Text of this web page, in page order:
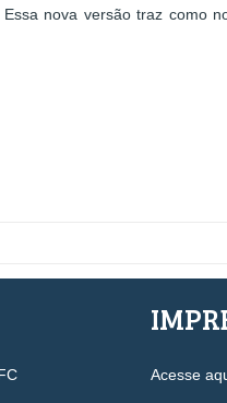
nova versão traz como
Acesse